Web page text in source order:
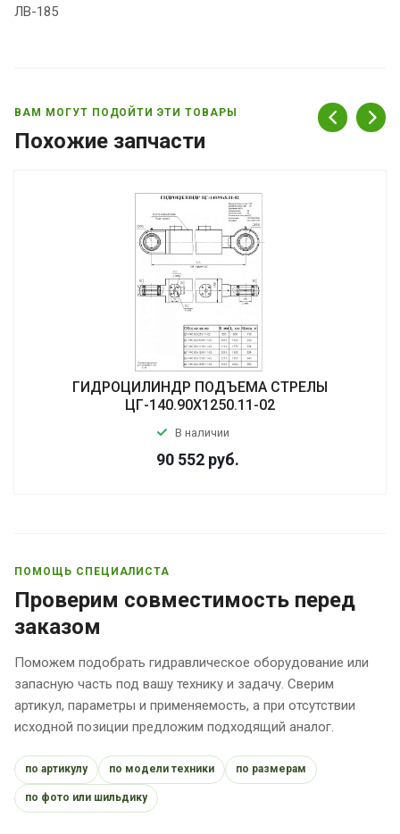
ЛВ-185
ВАМ МОГУТ ПОДОЙТИ ЭТИ ТОВАРЫ
Похожие запчасти
ГИДРОЦИЛИНДР ПОДЪЕМА СТРЕЛЫ
ЦГ-140.90Х1250.11-02
В наличии
90 552 руб.
ПОМОЩЬ СПЕЦИАЛИСТА
Проверим совместимость перед
заказом
Поможем подобрать гидравлическое оборудование или
запасную часть под вашу технику и задачу. Сверим
артикул, параметры и применяемость, а при отсутствии
исходной позиции предложим подходящий аналог.
по артикулу по модели техники по размерам
по фото или шильдику